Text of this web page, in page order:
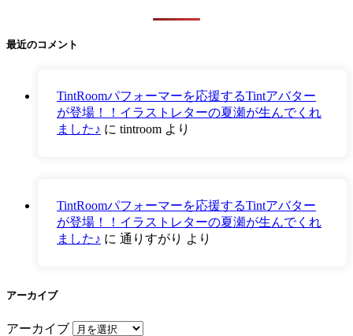
最近のコメント
TintRoomパフォーマーを応援するTintアバター
が登場！！イラストレターの夏瀬が生んでくれ
ました♪ に tintroom より
TintRoomパフォーマーを応援するTintアバター
が登場！！イラストレターの夏瀬が生んでくれ
ました♪ に 通りすがり より
アーカイブ
アーカイブ